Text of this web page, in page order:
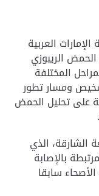
العربية
الريبوزي
المختلفة
تشخيص ومسار تطور
على تحليل الحمض
الشارقة، الذي
بالإصابة
الشباب الأصحاء سابقا